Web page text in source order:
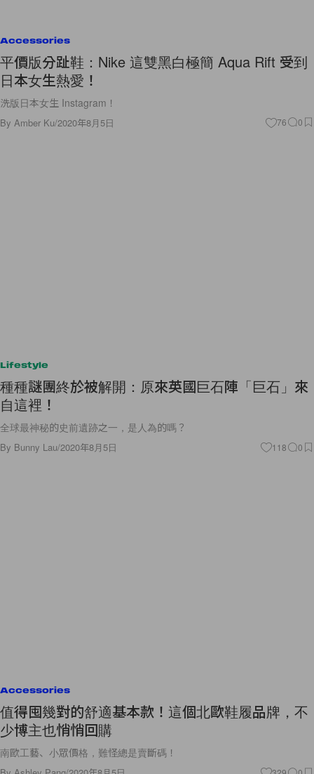
Accessories
平價版分趾鞋：Nike 這雙黑白極簡 Aqua Rift 受到
日本女生熱愛！
洗版日本女生 Instagram！
By Amber Ku/2020年8月5日 76 0
Lifestyle
種種謎團終於被解開：原來英國巨石陣「巨石」來
自這裡！
全球最神秘的史前遺跡之一，是人為的嗎？
By Bunny Lau/2020年8月5日 118 0
Accessories
值得囤幾對的舒適基本款！這個北歐鞋履品牌，不
少博主也悄悄回購
南歐工藝、小眾價格，難怪總是賣斷碼！